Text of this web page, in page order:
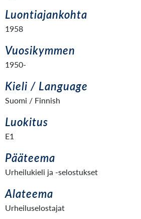
Luontiajankohta
1958
Vuosikymmen
1950-
Kieli / Language
Suomi / Finnish
Luokitus
E1
Pääteema
Urheilukieli ja -selostukset
Alateema
Urheiluselostajat